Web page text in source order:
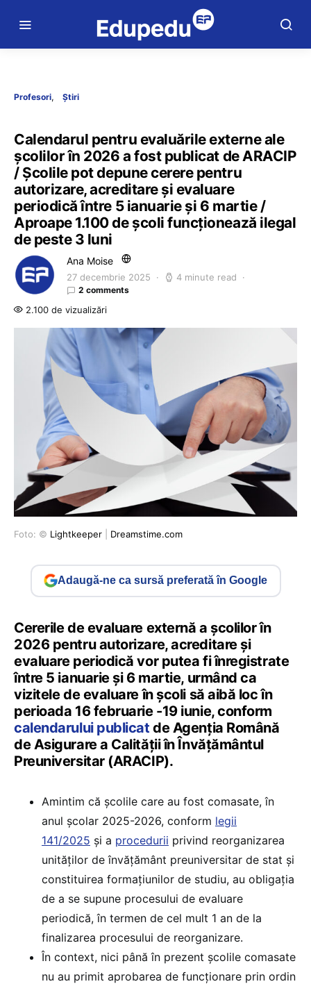
Profesori Știri
Calendarul pentru evaluările externe ale
școlilor în 2026 a fost publicat de ARACIP
/ Școlile pot depune cerere pentru
autorizare, acreditare și evaluare
periodică între 5 ianuarie și 6 martie /
Aproape 1.100 de școli funcționează ilegal
de peste 3 luni
Ana Moise
27 decembrie 2025 4 minute read
2 comments
2.100 de vizualizări
Foto: © Lightkeeper Dreamstime.com
Adaugă-ne ca sursă preferată în Google
Cererile de evaluare externă a școlilor în
2026 pentru autorizare, acreditare și
evaluare periodică vor putea fi înregistrate
între 5 ianuarie și 6 martie, urmând ca
vizitele de evaluare în școli să aibă loc în
perioada 16 februarie -19 iunie, conform
calendarului publicat de Agenția Română
de Asigurare a Calității în Învățământul
Preuniversitar (ARACIP).
Amintim că școlile care au fost comasate, în
anul școlar 2025-2026, conform legii
141/2025 și a procedurii privind reorganizarea
unităților de învățământ preuniversitar de stat și
constituirea formațiunilor de studiu, au obligația
de a se supune procesului de evaluare
periodică, în termen de cel mult 1 an de la
finalizarea procesului de reorganizare.
În context, nici până în prezent școlile comasate
nu au primit aprobarea de funcționare prin ordin